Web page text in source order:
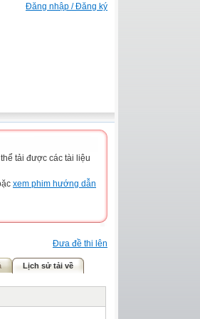
Đăng nhập / Đăng ký
tải được các tài liệu
xem phim hướng dẫn
Đưa đề thi lên
Lịch sử tải về